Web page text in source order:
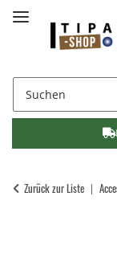
Zurück zur Liste